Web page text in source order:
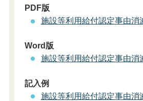
PDF版
施設等利用給付認定事由消
Word版
施設等利用給付認定事由消
記入例
施設等利用給付認定事由消